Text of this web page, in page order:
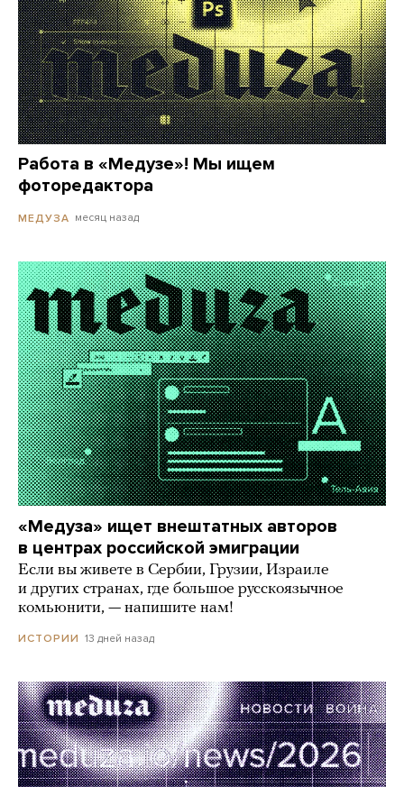
Работа в «Медузе»! Мы ищем
фоторедактора
МЕДУЗА месяц назад
«Медуза» ищет внештатных авторов
в центрах российской эмиграции
Если вы живете в Сербии, Грузии, Израиле
и других странах, где большое русскоязычное
комьюнити, — напишите нам!
ИСТОРИИ 13 дней назад